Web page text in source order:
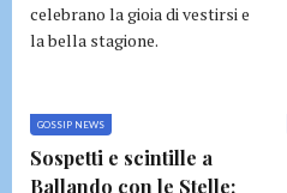
celebrano la gioia di vestirsi e
la bella stagione.
GOSSIP NEWS
Sospetti e scintille a
Ballando con le Stelle: